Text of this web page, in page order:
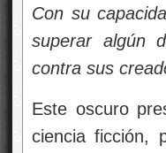
Con su
superar algún
contra sus
Este oscuro
ciencia ficción,